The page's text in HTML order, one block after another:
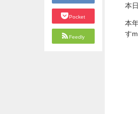
Pocket
Feedly
本
本
す